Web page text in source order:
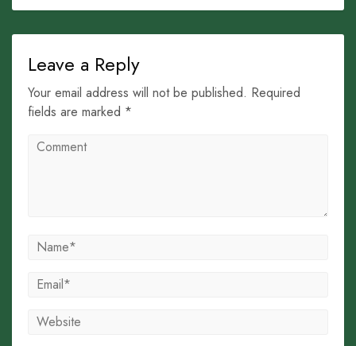
Leave a Reply
Your email address will not be published. Required
fields are marked *